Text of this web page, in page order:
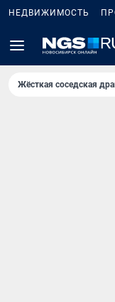
НЕДВИЖИМОСТЬ
Жёсткая соседская